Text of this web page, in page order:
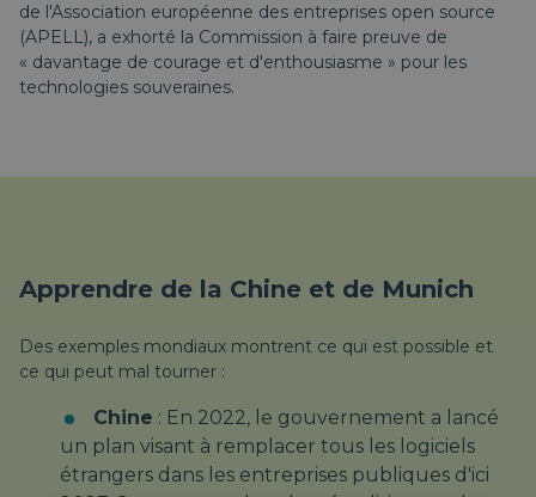
de l'Association européenne des entreprises open source
(APELL), a exhorté la Commission à faire preuve de
« davantage de courage et d'enthousiasme » pour les
technologies souveraines.
Apprendre de la Chine et de Munich
Des exemples mondiaux montrent ce qui est possible et
ce qui peut mal tourner :
Chine : En 2022, le gouvernement a lancé
un plan visant à remplacer tous les logiciels
étrangers dans les entreprises publiques d'ici